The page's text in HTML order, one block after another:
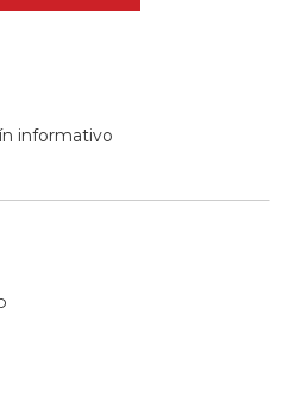
informativo